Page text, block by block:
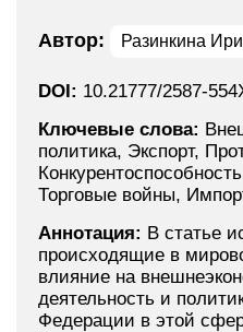
Автор: Разинкина
DOI: 10.21777/2587-
Ключевые слова:
политика, Экспорт,
Торговые войны,
Аннотация: В статье
происходящие в
влияние на
деятельность и
Федерации в этой